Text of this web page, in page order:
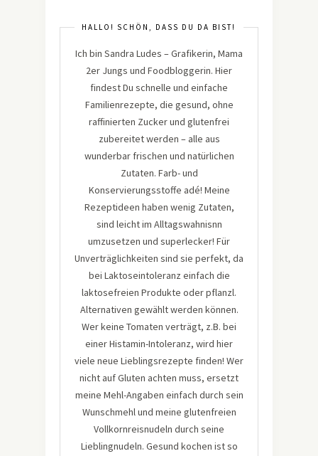
HALLO! SCHÖN, DASS DU DA BIST!
Ich bin Sandra Ludes – Grafikerin, Mama
2er Jungs und Foodbloggerin. Hier
findest Du schnelle und einfache
Familienrezepte, die gesund, ohne
raffinierten Zucker und glutenfrei
zubereitet werden – alle aus
wunderbar frischen und natürlichen
Zutaten. Farb- und
Konservierungsstoffe adé! Meine
Rezeptideen haben wenig Zutaten,
sind leicht im Alltagswahnisnn
umzusetzen und superlecker! Für
Unverträglichkeiten sind sie perfekt, da
bei Laktoseintoleranz einfach die
laktosefreien Produkte oder pflanzl.
Alternativen gewählt werden können.
Wer keine Tomaten verträgt, z.B. bei
einer Histamin-Intoleranz, wird hier
viele neue Lieblingsrezepte finden! Wer
nicht auf Gluten achten muss, ersetzt
meine Mehl-Angaben einfach durch sein
Wunschmehl und meine glutenfreien
Vollkornreisnudeln durch seine
Lieblingnudeln. Gesund kochen ist so